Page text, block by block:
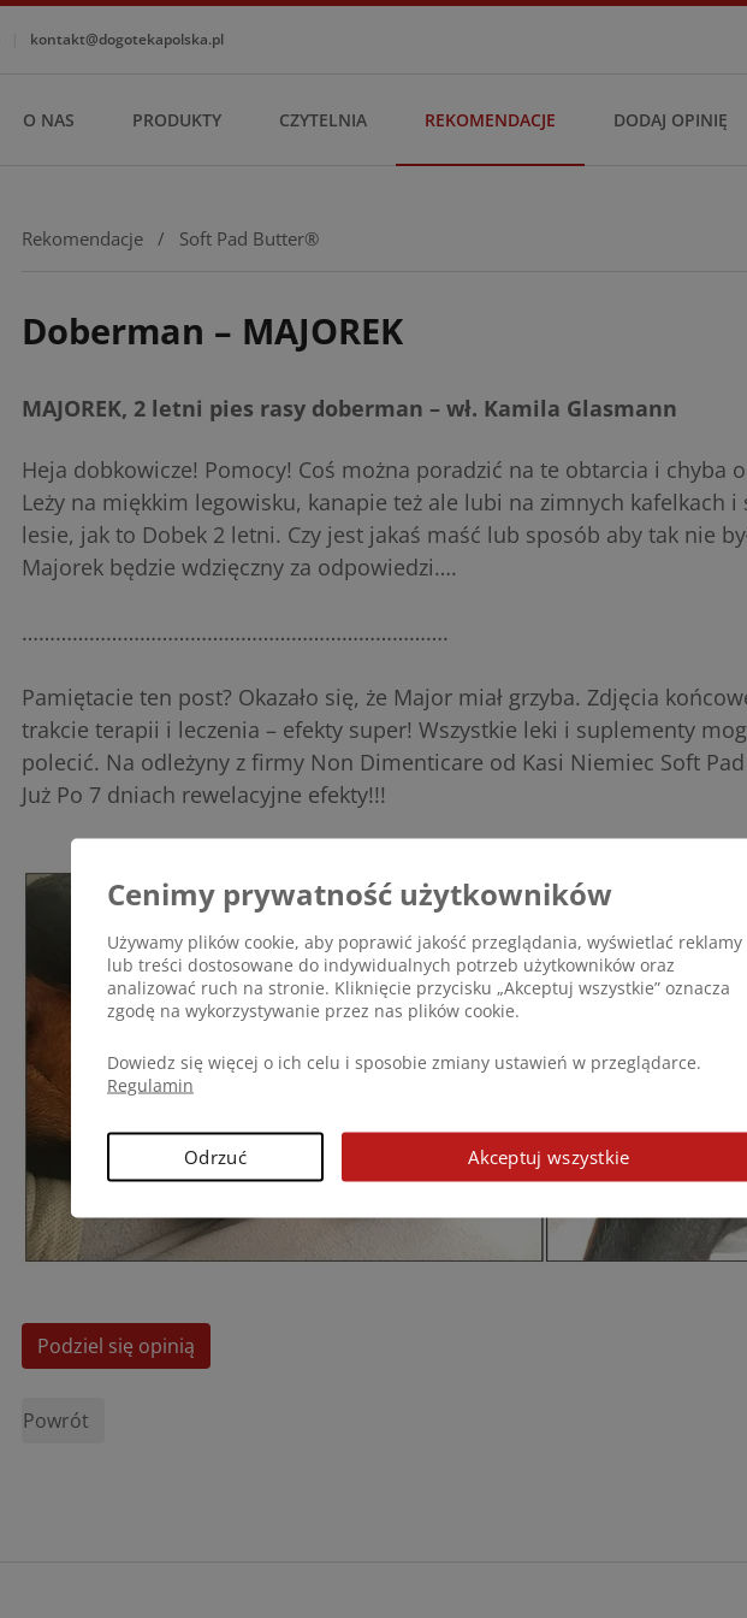
kontakt@dogotekapolska.pl
O NAS PRODUKTY CZYTELNIA REKOMENDACJE DODAJ OPINIĘ
Rekomendacje / Soft Pad Butter®
Doberman – MAJOREK
MAJOREK, 2 letni pies rasy doberman – wł. Kamila Glasmann
Heja dobkowicze! Pomocy! Coś można poradzić na te obtarcia i chyba
Leży na miękkim legowisku, kanapie też ale lubi na zimnych kafelkach i
lesie, jak to Dobek 2 letni. Czy jest jakaś maść lub sposób aby tak nie
Majorek będzie wdzięczny za odpowiedzi….
………………………………………………………………….
Pamiętacie ten post? Okazało się, że Major miał grzyba. Zdjęcia
trakcie terapii i leczenia – efekty super! Wszystkie leki i suplementy
polecić. Na odleżyny z firmy Non Dimenticare od Kasi Niemiec Soft
Już Po 7 dniach rewelacyjne efekty!!!
Podziel się opinią
Powrót
Cenimy prywatność użytkowników
Używamy plików cookie, aby poprawić jakość przeglądania, wyświetlać reklamy
lub treści dostosowane do indywidualnych potrzeb użytkowników oraz
analizować ruch na stronie. Kliknięcie przycisku „Akceptuj wszystkie” oznacza
zgodę na wykorzystywanie przez nas plików cookie.
Dowiedz się więcej o ich celu i sposobie zmiany ustawień w przeglądarce.
Regulamin
Odrzuć Akceptuj wszystkie